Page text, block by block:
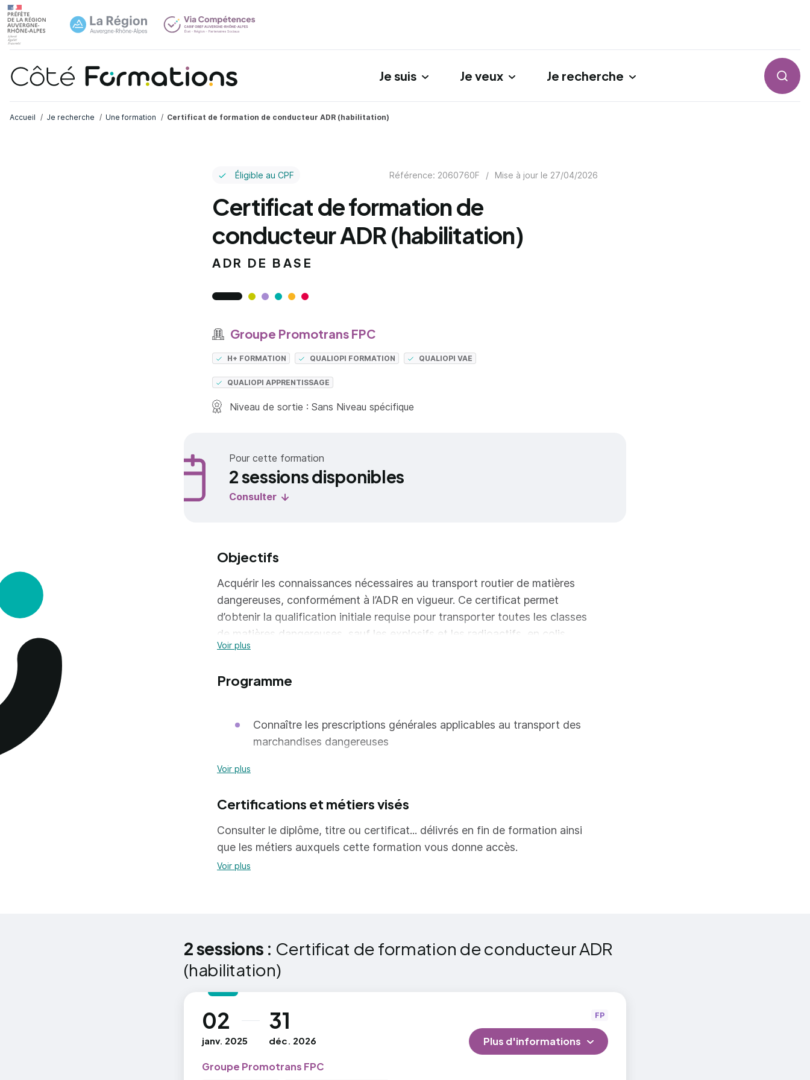
Je suis Je veux Je recherche
Accueil Je recherche Une formation Certificat de formation de conducteur ADR (habilitation)
Éligible au CPF Référence: 2060760F / Mise à jour le 27/04/2026
Certificat de formation de
conducteur ADR (habilitation)
ADR DE BASE
Groupe Promotrans FPC
H+ FORMATION QUALIOPI FORMATION QUALIOPI VAE
QUALIOPI APPRENTISSAGE
Niveau de sortie : Sans Niveau spécifique
Pour cette formation
2 sessions disponibles
Consulter
Objectifs
Acquérir les connaissances nécessaires au transport routier de matières
dangereuses, conformément à l’ADR en vigueur. Ce certificat permet
d’obtenir la qualification initiale requise pour transporter toutes les classes
de matières dangereuses, sauf les explosifs et les radioactifs, en colis,
benne, container, citerne ? 1000 litres et container citerne ? 3000 litres.
Voir plus
Programme
Connaître les prescriptions générales applicables au transport des
marchandises dangereuses
l'environnement par le contrôle du transfert de déchets
Connaître les mesures de prévention et de sécurité appropriées aux
différents types de risque
orange
Savoir ce qu'un conducteur de véhicule doit faire et ne doit pas
faire lors du transport de marchandises dangereuses
véhicules
Connaître les interdictions de chargement en commun sur un même
Voir plus
Certifications et métiers visés
Consulter le diplôme, titre ou certificat... délivrés en fin de formation ainsi
que les métiers auxquels cette formation vous donne accès.
Voir plus
2 sessions : Certificat de formation de conducteur ADR
(habilitation)
02
janv. 2025
au 31
déc. 2026
Groupe Promotrans FPC
FP
Plus d'informations